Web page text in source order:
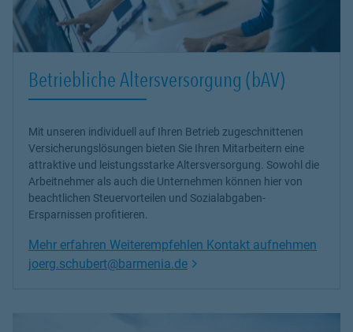
Betriebliche Altersversorgung (bAV)
Mit unseren individuell auf Ihren Betrieb zugeschnittenen
Versicherungslösungen bieten Sie Ihren Mitarbeitern eine
attraktive und leistungsstarke Altersversorgung. Sowohl die
Arbeitnehmer als auch die Unternehmen können hier von
beachtlichen Steuervorteilen und Sozialabgaben-
Ersparnissen profitieren.
Mehr erfahren Weiterempfehlen Kontakt aufnehmen
joerg.schubert@barmenia.deLink Opens in New Tab